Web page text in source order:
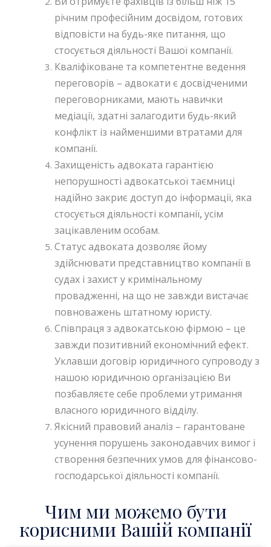
річним професійним досвідом, готових
відповісти на будь-яке питання, що
стосується діяльності Вашої компанії.
Кваліфіковане та компетентне ведення
переговорів – адвокати є досвідченими
переговорниками, мають навички
медіації, здатні залагодити будь-який
конфлікт із найменшими втратами для
компанії.
Захищеність адвоката гарантією
непорушності адвокатської таємниці
надійно закриє доступ до інформації, яка
стосується діяльності компанії, усім
зацікавленим особам.
Статус адвоката дозволяє йому
здійснювати представництво компанії в
судах і захист у кримінальному
провадженні, на що не завжди вистачає
повноважень штатному юристу.
Співпраця з адвокатською фірмою – це
завжди позитивний економічний ефект.
Уклавши договір юридичного супроводу з
нашою юридичною організацією Ви
позбавляєте себе проблеми утримання
власного юридичного відділу.
Якісний правовий аналіз – гарантоване
усунення порушень законодавчих вимог і
створення безпечних умов для фінансово-
господарської діяльності компанії.
Чим ми можемо бути
корисними Вашій компанії